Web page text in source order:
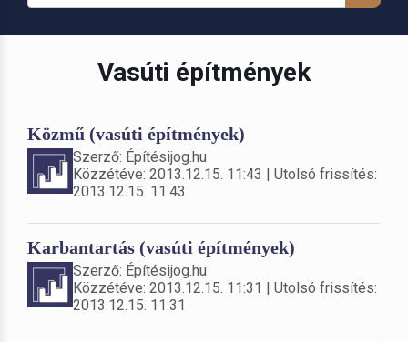
Vasúti építmények
Közmű (vasúti építmények)
Szerző: Építésijog.hu
Közzétéve: 2013.12.15. 11:43 | Utolsó frissítés:
2013.12.15. 11:43
Karbantartás (vasúti építmények)
Szerző: Építésijog.hu
Közzétéve: 2013.12.15. 11:31 | Utolsó frissítés:
2013.12.15. 11:31